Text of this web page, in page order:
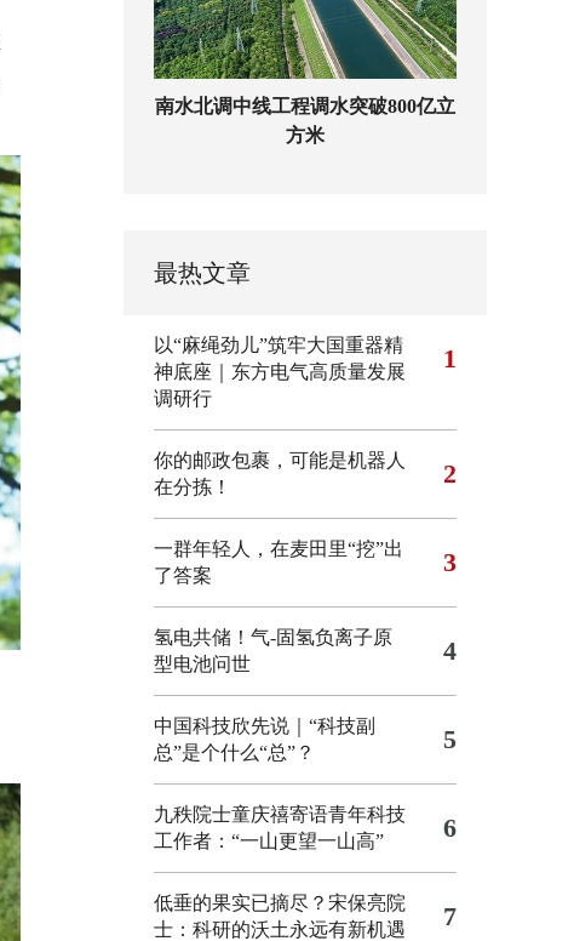
南水北调中线工程调水突破800亿立
方米
最热文章
以“麻绳劲儿”筑牢大国重器精
神底座｜东方电气高质量发展
调研行
1
你的邮政包裹，可能是机器人
在分拣！
2
一群年轻人，在麦田里“挖”出
了答案
3
氢电共储！气-固氢负离子原
型电池问世
4
中国科技欣先说｜“科技副
总”是个什么“总”？
5
九秩院士童庆禧寄语青年科技
工作者：“一山更望一山高”
6
低垂的果实已摘尽？宋保亮院
士：科研的沃土永远有新机遇
7